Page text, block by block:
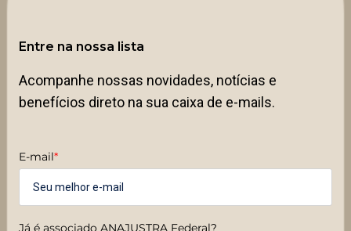
Entre na nossa lista
Acompanhe nossas novidades, notícias e
benefícios direto na sua caixa de e-mails.
E-mail*
Já é associado ANAJUSTRA Federal?